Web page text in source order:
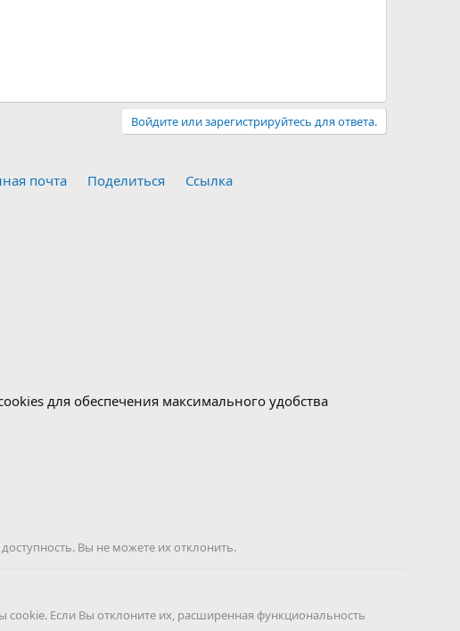
Войдите или зарегистрируйтесь для ответа.
почта Поделиться Ссылка
для обеспечения максимального удобства
Вы не можете их отклонить.
Если Вы отклоните их, расширенная функциональность